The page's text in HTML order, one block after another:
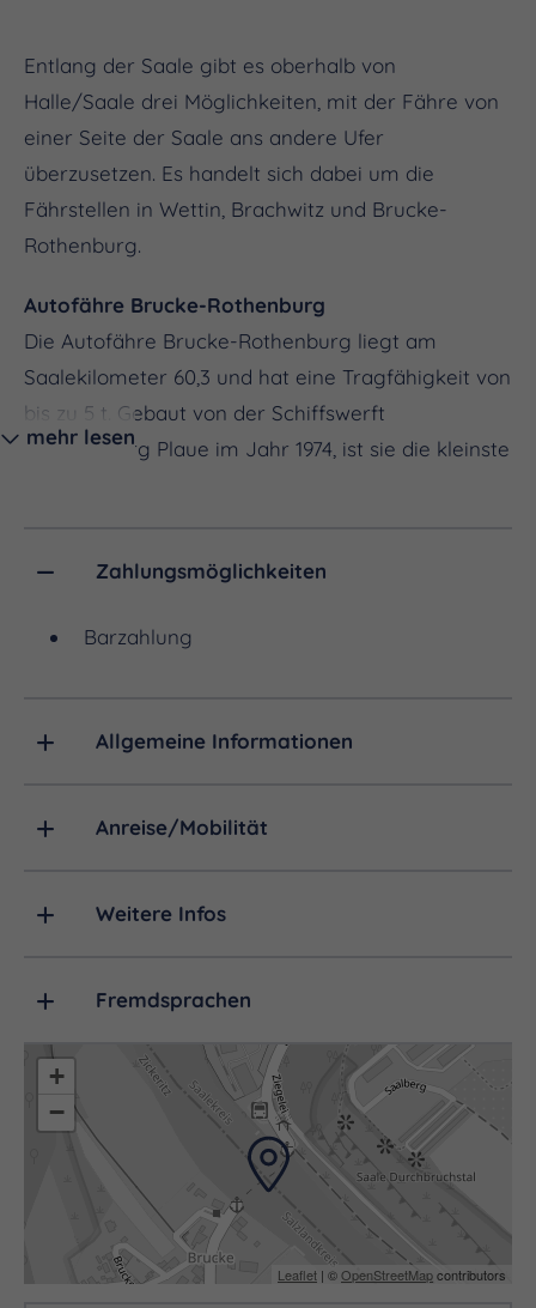
Entlang der Saale gibt es oberhalb von
Halle/Saale drei Möglichkeiten, mit der Fähre von
einer Seite der Saale ans andere Ufer
überzusetzen. Es handelt sich dabei um die
Fährstellen in Wettin, Brachwitz und Brucke-
Rothenburg.
Autofähre Brucke-Rothenburg
Die Autofähre Brucke-Rothenburg liegt am
Saalekilometer 60,3 und hat eine Tragfähigkeit von
bis zu 5 t. Gebaut von der Schiffswerft
Brandenburg Plaue im Jahr 1974, ist sie die kleinste
mehr lesen
Zahlungsmöglichkeiten
Barzahlung
Allgemeine Informationen
Anreise/Mobilität
Weitere Infos
Fremdsprachen
+
−
Leaflet | ©OpenStreetMapcontributors